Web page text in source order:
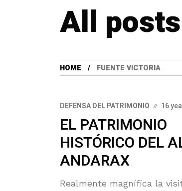
All
HOME FUENTE VICTORIA
DEFENSA DEL PATRIMONIO 16
EL PATRIMONIO
HISTÓRICO DEL
ANDARAX
Realmente magnífica la